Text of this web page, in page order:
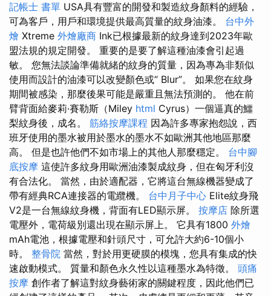
記帳士 書單 USA具有豐富的開發和製造紋身顏料的經驗，
可為客戶，用戶和環境提供最高質量的紋身油漆。 台中外
燴 Xtreme 外燴廠商 Ink已根據最新的紋身達到2023年歐
盟法規的規定開發。 重要的是要了解這種油漆會引起過
敏。 您無法談論準備就緒的紋身的質量，因為專為非類似
使用而設計的油漆可以改變顏色或“ Blur”。 如果您在紋身
期間被感染，那麼後果可能是嚴重且無法預測的。 他在前
臂背面給麥莉·賽勒斯（Miley html Cyrus）一個逼真的鱷
梨紋身後，成名。 筋絡按摩課程 因為許多專家抱怨說，西
班牙使用的墨水被用於墨水的墨水不如歐洲其他地區那麼
高。 但是也許他們不如市場上的其他人那麼穩定。 台中腳
底按摩 這使許多紋身用歐洲油漆製成紋身，但在匈牙利沒
有合法化。 當然，由於適配器，它將這台無線機器變成了
帶有經典RCA連接器的電纜機。 台中月子中心 Elite紋身飛
V2是一台無線紋身機，背面有LED顯示屏。 按摩店 除所選
電壓外，電荷級別還出現在顯示屏上。 它具有1800 外燴
mAh電池，根據電壓和針頭尺寸，可允許大約6-10個小
時。 整骨院 當然，對於用更硬膜的模塊，您具有集成的快
速啟動模式。 質量和顏色永久性以這種墨水為特徵。 頭痛
按摩 創作者了解這對紋身藝術家的關鍵程度，因此他們已